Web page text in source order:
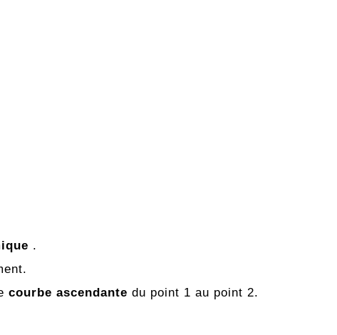
.
courbe ascendante du point 1 au point 2.